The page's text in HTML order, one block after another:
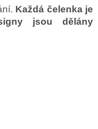
Každá čelenka je
jsou dělány